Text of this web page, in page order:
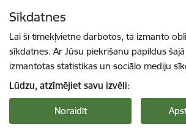
Sīkdatnes
Lai šī tīmekļvietne darbotos, tā izmanto
sīkdatnes. Ar Jūsu piekrišanu papildus
izmantotas statistikas un sociālo mediju
Lūdzu, atzīmējiet savu izvēli:
Noraidīt